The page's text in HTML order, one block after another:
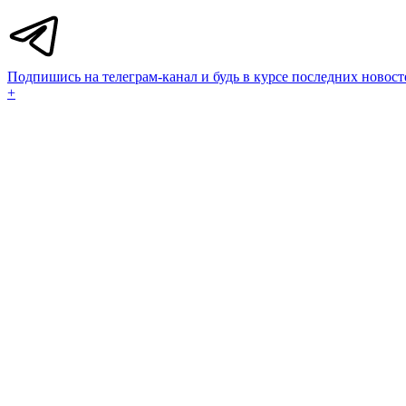
Подпишись на телеграм-канал и будь в курсе последних
+